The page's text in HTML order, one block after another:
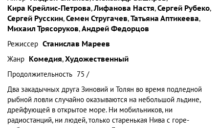
Кира Крейлис-Петрова,Лифанова Настя,Сергей Рубеко,
Сергей Русскин,Семен Стругачев,Татьяна Аптикеева,
Михаил Трясоруков,Андрей Федорцов
Режиссер Станислав Мареев
Жанр Комедия,Художественный
Продолжительность 75 /
Два закадычных друга Зиновий и Толян во время подледной
рыбной ловли случайно оказываются на небольшой льдине,
дрейфующей в открытое море. Ни мобильников, ни
радиостанций, ни людей, только старенькая Нива с горе-